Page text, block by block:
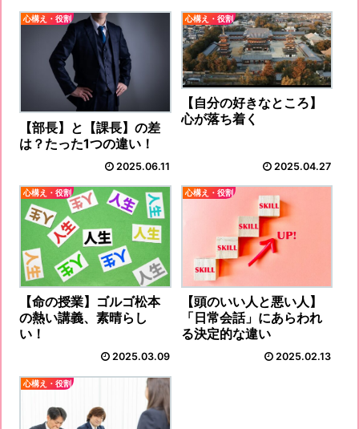
心構え・役割
【部長】と【課長】の差
は？たった1つの違い！
2025.06.11
心構え・役割
【自分の好きなところ】
心が落ち着く
2025.04.27
心構え・役割
【命の授業】ゴルゴ松本
の熱い講義、素晴らし
い！
2025.03.09
心構え・役割
【頭のいい人と悪い人】
「日常会話」にあらわれ
る決定的な違い
2025.02.13
心構え・役割